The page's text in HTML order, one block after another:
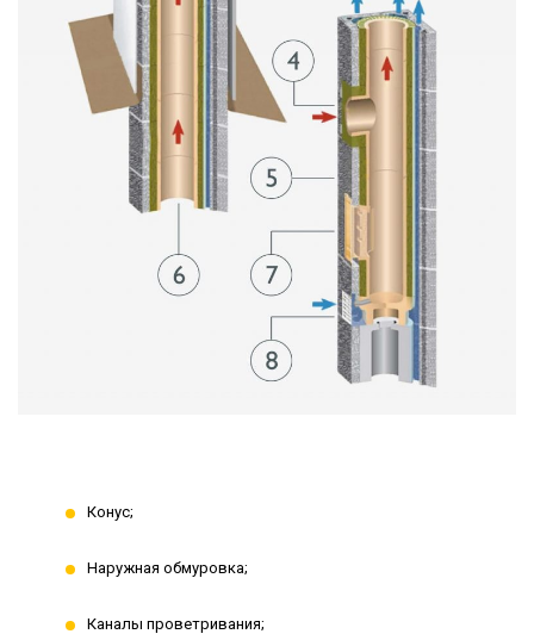
Конус;
Наружная обмуровка;
Каналы проветривания;